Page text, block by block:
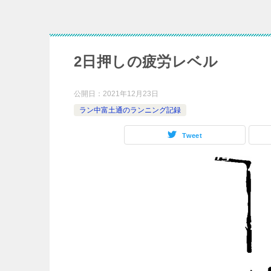
2日押しの疲労レベル
公開日： 2021年12月23日
ラン中富土通のランニング記録
Tweet